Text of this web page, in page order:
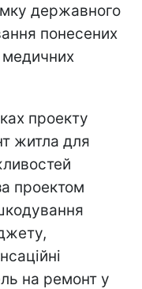
державного
понесених
медичних
проекту
житла для
проектом
на ремонт у